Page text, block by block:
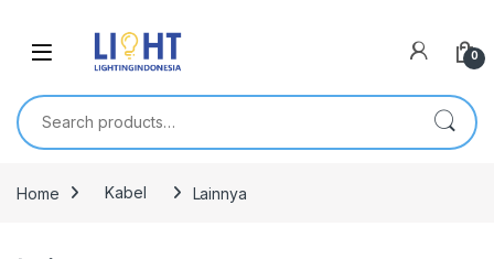
0
Search for:
Home Kabel Lainnya